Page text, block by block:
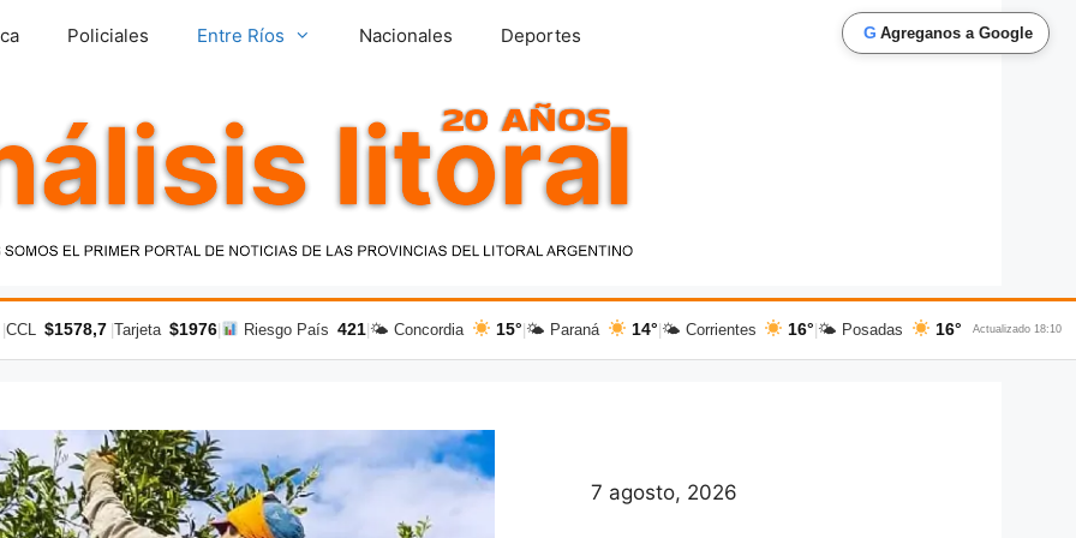
G Agreganos a Google
Policiales Entre Ríos Nacionales Deportes
CCL $1578,7 Tarjeta $1976| Riesgo País 421| 🌤 Concordia 15° 🌤 Paraná 14° 🌤 Corrientes 16° 🌤 Posadas 16° Actualizado 18:10
7 agosto, 2026